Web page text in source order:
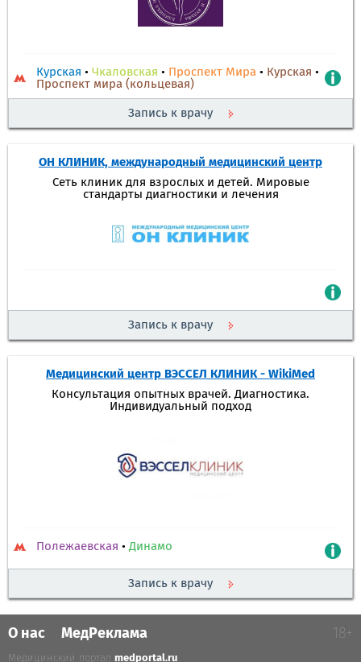
Курская • Чкаловская • Проспект Мира • Курская •
Проспект мира (кольцевая)
Запись к врачу
ОН КЛИНИК, международный медицинский центр
Сеть клиник для взрослых и детей. Мировые
стандарты диагностики и лечения
Запись к врачу
Медицинский центр ВЭССЕЛ КЛИНИК - WikiMed
Консультация опытных врачей. Диагностика.
Индивидуальный подход
Полежаевская •Динамо
Запись к врачу
О нас МедРеклама 18+
Медицинский портал medportal.ru